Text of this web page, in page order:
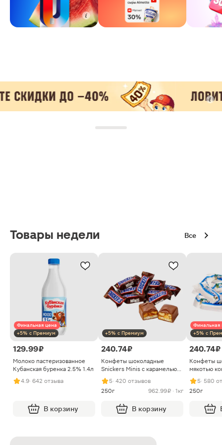
Товары недели Все
Финальная цена
+5% с Премиум
129.99 ₽
Молоко пастеризованное
Кубанская буренка 2.5% 1.4л
4.9· 642 отзыва
В корзину
+5% с Премиум
240.74 ₽
Конфеты шоколадные
Snickers Minis с карамелью
арахисом и нугой
5· 420 отзывов
250г
962.99 ₽ · 1кг
В корзину
Финальная
+5% с
240.74 ₽
Конфеты
мякотью
5· 580
250г